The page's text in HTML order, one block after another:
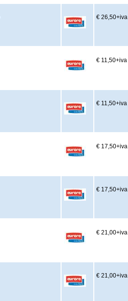
€ 26,50+iva
€ 11,50+iva
€ 11,50+iva
€ 17,50+iva
€ 17,50+iva
€ 21,00+iva
€ 21,00+iva